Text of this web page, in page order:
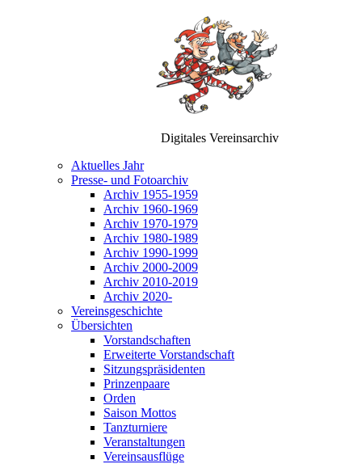
Digitales Vereinsarchiv
Aktuelles Jahr
Presse- und Fotoarchiv
Archiv 1955-1959
Archiv 1960-1969
Archiv 1970-1979
Archiv 1980-1989
Archiv 1990-1999
Archiv 2000-2009
Archiv 2010-2019
Archiv 2020-
Vereinsgeschichte
Übersichten
Vorstandschaften
Erweiterte Vorstandschaft
Sitzungspräsidenten
Prinzenpaare
Orden
Saison Mottos
Tanzturniere
Veranstaltungen
Vereinsausflüge